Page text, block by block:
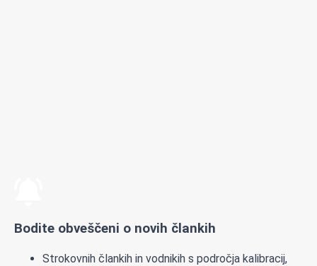
Bodite obveščeni o novih člankih
Strokovnih člankih in vodnikih s področja kalibracij,